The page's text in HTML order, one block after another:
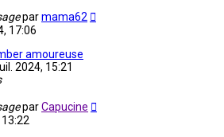
parmama62
17:06
amoureuse
2024, 15:21
parCapucine